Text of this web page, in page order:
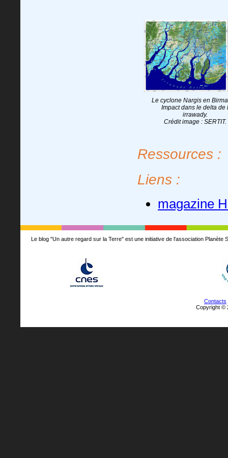
Le cyclone Nargis en
Impact dans le delta de l
irrawady.
Crédit image : SERTIT.
Ressources :
Liens :
magazine
Le blog "Un autre regard sur la Terre" est une initiative de l'association
Contacts
Copyright ©